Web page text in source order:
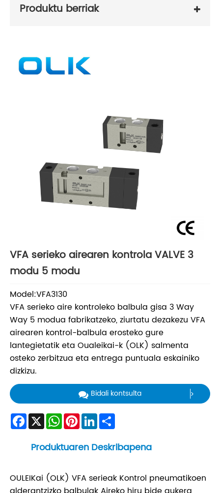
Produktu berriak
VFA serieko airearen kontrola VALVE 3
modu 5 modu
Model:VFA3130
VFA serieko aire kontroleko balbula gisa 3 Way
Way 5 modua fabrikatzeko, ziurtatu dezakezu VFA
airearen kontrol-balbula erosteko gure
lantegietatik eta Oualeikai-k (OLK) salmenta
osteko zerbitzua eta entrega puntuala eskainiko
dizkizu.
Bidali kontsulta
Facebook
X WhatsApp
Pinterest
LinkedIn
Produktuaren Deskribapena
OULEIKai (OLK) VFA serieak Kontrol pneumatikoen